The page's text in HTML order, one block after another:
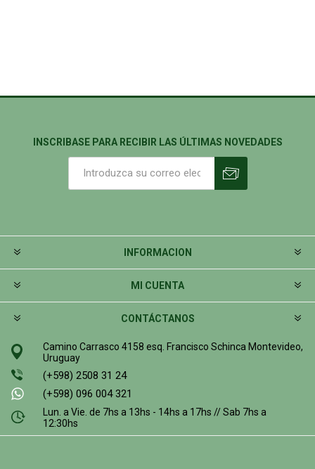
INSCRIBASE PARA RECIBIR LAS ÚLTIMAS NOVEDADES
INFORMACION
MI CUENTA
CONTÁCTANOS
Camino Carrasco 4158 esq. Francisco Schinca Montevideo,
Uruguay
(+598) 2508 31 24
(+598) 096 004 321
Lun. a Vie. de 7hs a 13hs - 14hs a 17hs // Sab 7hs a
12:30hs